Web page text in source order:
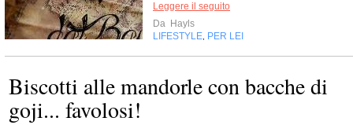
Leggere il seguito
Da Hayls
LIFESTYLE PER LEI
Biscotti alle mandorle con bacche di
goji... favolosi!